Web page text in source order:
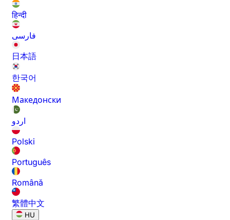
हिन्दी
فارسی
日本語
한국어
Македонски
اردو
Polski
Português
Română
繁體中文
HU